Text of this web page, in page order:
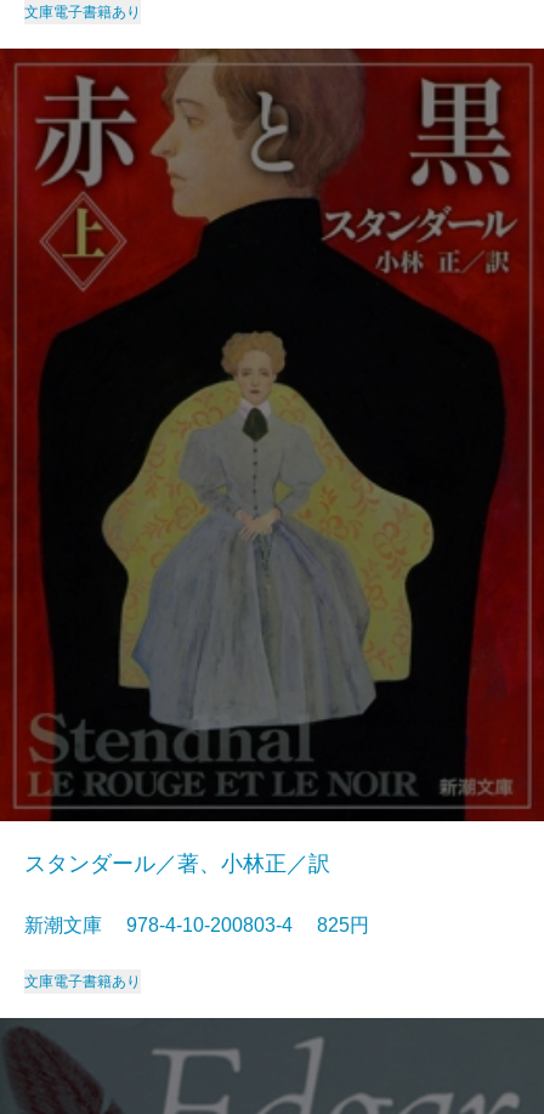
文庫電子書籍あり
スタンダール／著、小林正／訳
新潮文庫 978-4-10-200803-4 825円
文庫電子書籍あり